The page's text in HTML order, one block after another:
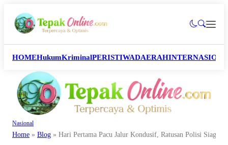
HOMEHukumKriminalPERISTIWADAERAH
Nasional
Home » Blog » Hari Pertama Pacu Jalur Kondusif, Ratusan Polisi Siaga